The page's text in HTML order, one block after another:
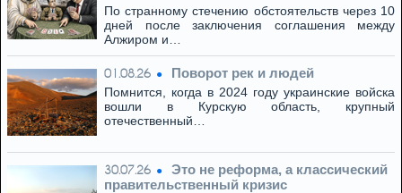
По странному стечению обстоятельств через 10
дней после заключения соглашения между
Алжиром и…
01.08.26 Поворот рек и людей
Помнится, когда в 2024 году украинские войска
вошли в Курскую область, крупный
отечественный…
30.07.26
Это не реформа, а классический
правительственный кризис